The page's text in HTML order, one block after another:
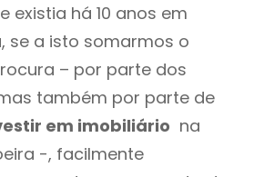
existia há 10 anos em
se a isto somarmos o
– por parte dos
também por parte de
em imobiliário na
-, facilmente